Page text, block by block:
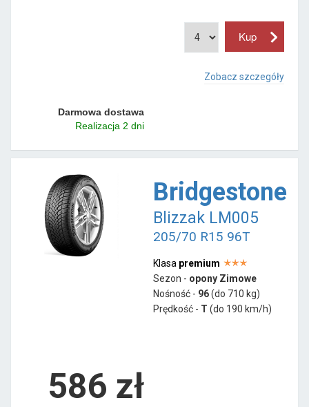
Zobacz szczegóły
Darmowa dostawa
Realizacja 2 dni
Bridgestone
Blizzak LM005
205/70 R15 96T
Klasa premium
Sezon - opony Zimowe
Nośność - 96(do 710 kg)
Prędkość - T (do 190 km/h)
586 zł